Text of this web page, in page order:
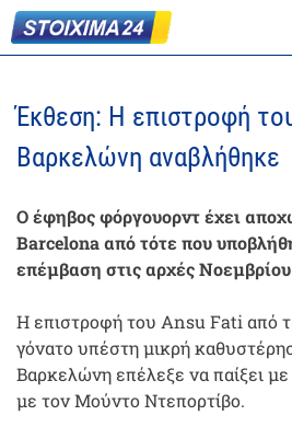
Έκθεση: Η επιστροφή
Βαρκελώνη αναβλήθηκε
Ο έφηβος φόργουορντ έχει
Barcelona από τότε που
επέμβαση στις αρχές
Η επιστροφή του Ansu Fati από
γόνατο υπέστη μικρή
Βαρκελώνη επέλεξε να παίξει
με τον Μούντο Ντεπορτίβο.